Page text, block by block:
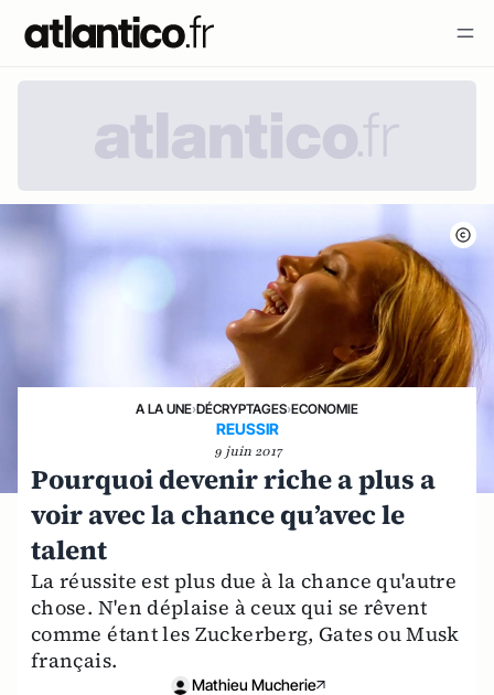
A LA UNE›DÉCRYPTAGES›ECONOMIE
REUSSIR
9 juin 2017
Pourquoi devenir riche a plus a
voir avec la chance qu’avec le
talent
La réussite est plus due à la chance qu'autre
chose. N'en déplaise à ceux qui se rêvent
comme étant les Zuckerberg, Gates ou Musk
français.
Mathieu Mucherie